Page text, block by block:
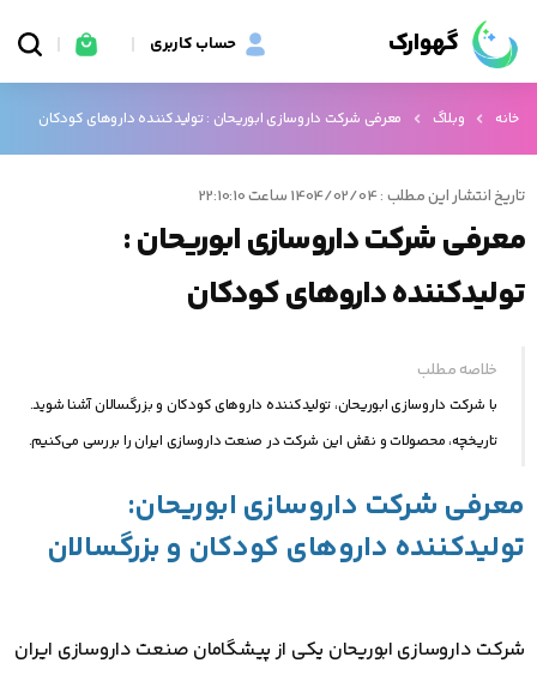
گهوارک حساب کاربری
خانه وبلاگ معرفی شرکت داروسازی ابوریحان : تولیدکننده داروهای کودکان
تاریخ انتشار این مطلب : 1404/02/04 ساعت 22:10:10
معرفی شرکت داروسازی ابوریحان :
تولیدکننده داروهای کودکان
خلاصه مطلب
با شرکت داروسازی ابوریحان، تولیدکننده داروهای کودکان و بزرگسالان آشنا شوید.
تاریخچه، محصولات و نقش این شرکت در صنعت داروسازی ایران را بررسی می‌کنیم.
معرفی شرکت داروسازی ابوریحان:
تولیدکننده داروهای کودکان و بزرگسالان
شرکت داروسازی ابوریحان یکی از پیشگامان صنعت داروسازی ایران